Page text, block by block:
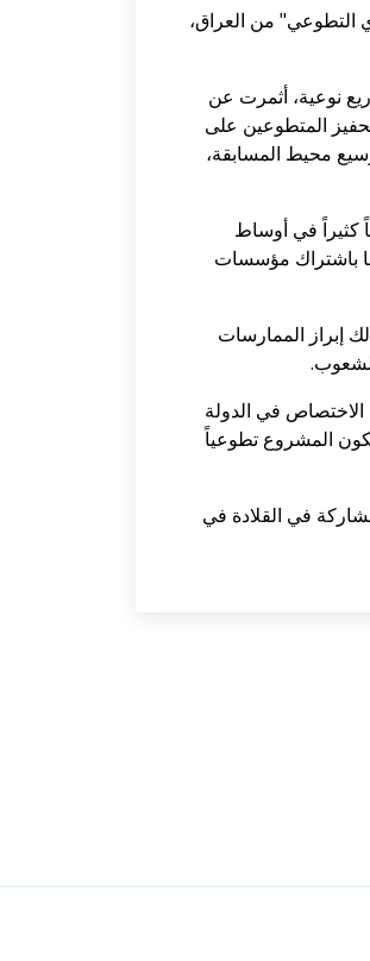
التطوعي" من العراق،
نوعية، أثمرت عن
المتطوعين على
محيط المسابقة،
كثيراً في أوساط
باشتراك مؤسسات
إبراز الممارسات
في الدولة
المشروع تطوعياً
في القلادة في